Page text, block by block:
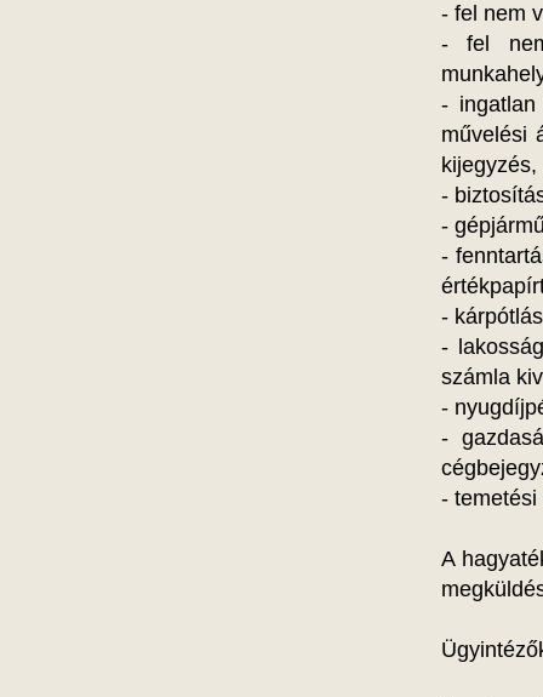
- fel nem
- fel
- ingatlan
művelési
-
-
-
-
-
számla
-
-
- temetési
A